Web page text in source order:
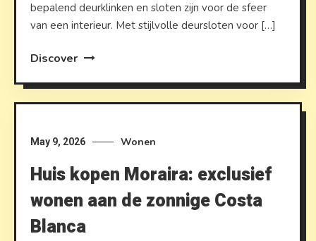
bepalend deurklinken en sloten zijn voor de sfeer
van een interieur. Met stijlvolle deursloten voor […]
Discover
May 9, 2026 Wonen
Huis kopen Moraira: exclusief
wonen aan de zonnige Costa
Blanca